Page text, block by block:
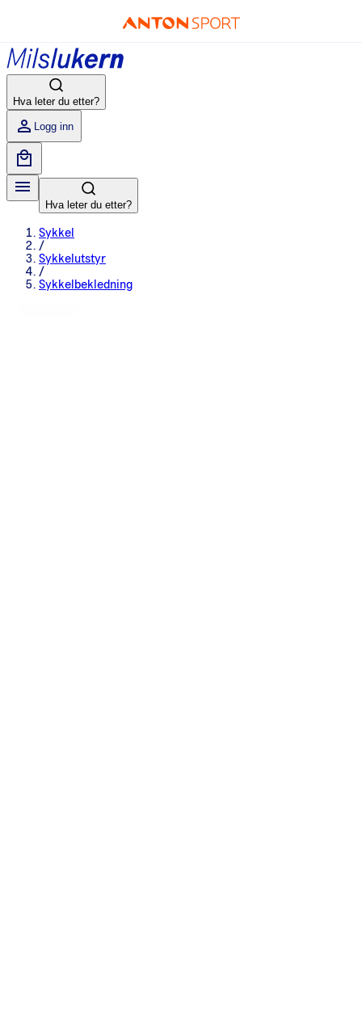
Hva leter du etter?
Logg inn
Hva leter du etter?
Sykkel
/
Sykkelutstyr
/
Sykkelbekledning